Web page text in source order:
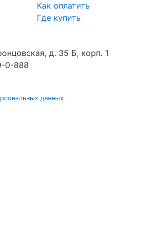
Как оплатить
Где купить
д. 35 Б, корп. 1
0-888
данных